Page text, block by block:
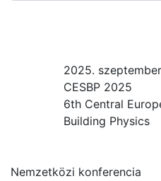
2025.
CESBP 2025
6th Central
Building Physics
Nemzetközi konferencia